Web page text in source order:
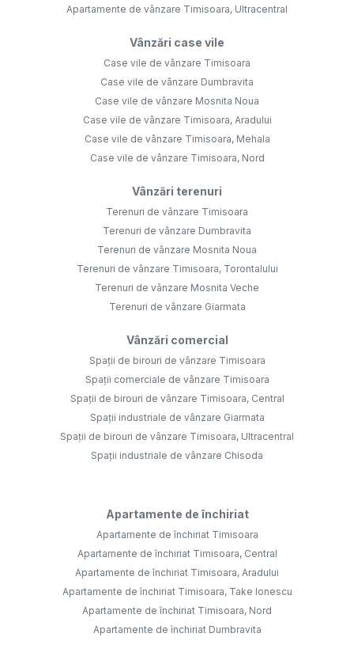
Apartamente de vânzare Timisoara, Ultracentral
Vânzări case vile
Case vile de vânzare Timisoara
Case vile de vânzare Dumbravita
Case vile de vânzare Mosnita Noua
Case vile de vânzare Timisoara, Aradului
Case vile de vânzare Timisoara, Mehala
Case vile de vânzare Timisoara, Nord
Vânzări terenuri
Terenuri de vânzare Timisoara
Terenuri de vânzare Dumbravita
Terenuri de vânzare Mosnita Noua
Terenuri de vânzare Timisoara, Torontalului
Terenuri de vânzare Mosnita Veche
Terenuri de vânzare Giarmata
Vânzări comercial
Spații de birouri de vânzare Timisoara
Spații comerciale de vânzare Timisoara
Spații de birouri de vânzare Timisoara, Central
Spații industriale de vânzare Giarmata
Spații de birouri de vânzare Timisoara, Ultracentral
Spații industriale de vânzare Chisoda
Apartamente de închiriat
Apartamente de închiriat Timisoara
Apartamente de închiriat Timisoara, Central
Apartamente de închiriat Timisoara, Aradului
Apartamente de închiriat Timisoara, Take Ionescu
Apartamente de închiriat Timisoara, Nord
Apartamente de închiriat Dumbravita